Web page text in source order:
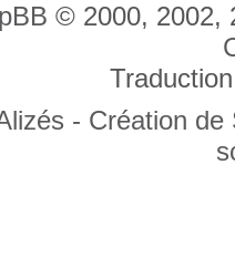
© 2000, 2002,
- Création